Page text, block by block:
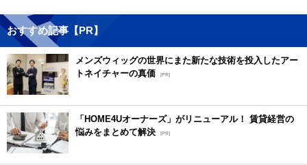
おすすめ記事【PR】
メンズウィッグの世界にまた新たな技術を投入したアー
トネイチャーの真価 [PR]
「HOME4Uオーナーズ」がリニューアル！ 賃貸経営の
悩みをまとめて解決 [PR]